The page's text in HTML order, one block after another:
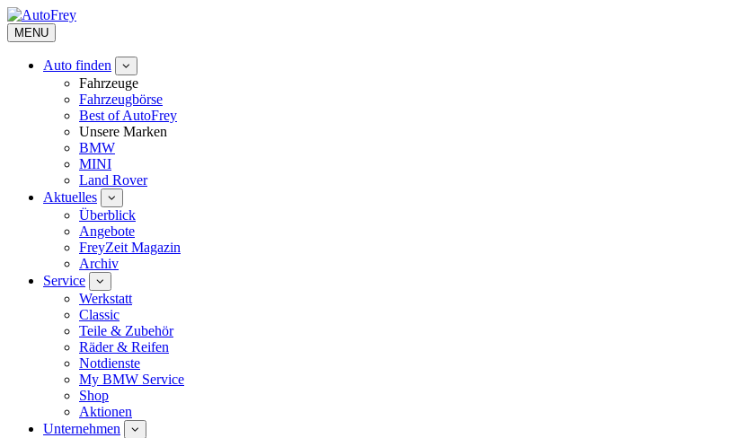
MENU
Auto finden
Fahrzeuge
Fahrzeugbörse
Best of AutoFrey
Unsere Marken
BMW
MINI
Land Rover
Aktuelles
Überblick
Angebote
FreyZeit Magazin
Archiv
Service
Werkstatt
Classic
Teile & Zubehör
Räder & Reifen
Notdienste
My BMW Service
Shop
Aktionen
Unternehmen